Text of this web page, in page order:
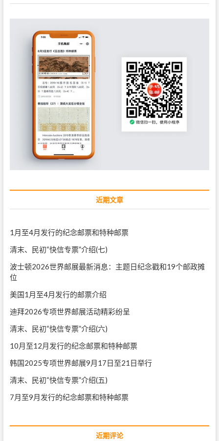
近期文章
1月至4月发行的纪念邮票和特种邮票
清末、民初“快信专票”介绍(七)
波士顿2026世界邮展最新消息：主题日纪念戳和19个邮政摊
位
美国1月至4月发行的邮票介绍
迪拜2026专项世界邮展活动精彩纷呈
清末、民初“快信专票”介绍(六)
10月至12月发行的纪念邮票和特种邮票
韩国2025专项世界邮展9月17日至21日举行
清末、民初“快信专票”介绍(五)
7月至9月发行的纪念邮票和特种邮票
近期评论